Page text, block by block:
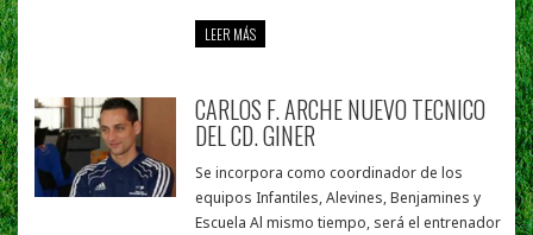
LEER MÁS
CARLOS F. ARCHE NUEVO TECNICO
DEL CD. GINER
Se incorpora como coordinador de los
equipos Infantiles, Alevines, Benjamines y
Escuela Al mismo tiempo, será el entrenador